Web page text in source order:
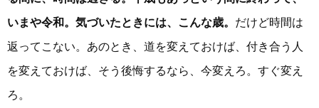
いまや令和。気づいたときには、こんな歳。 だけど時間は
返ってこない。あのとき、道を変えておけば、付き合う人
を変えておけば、そう後悔するなら、今変えろ。すぐ変え
ろ。